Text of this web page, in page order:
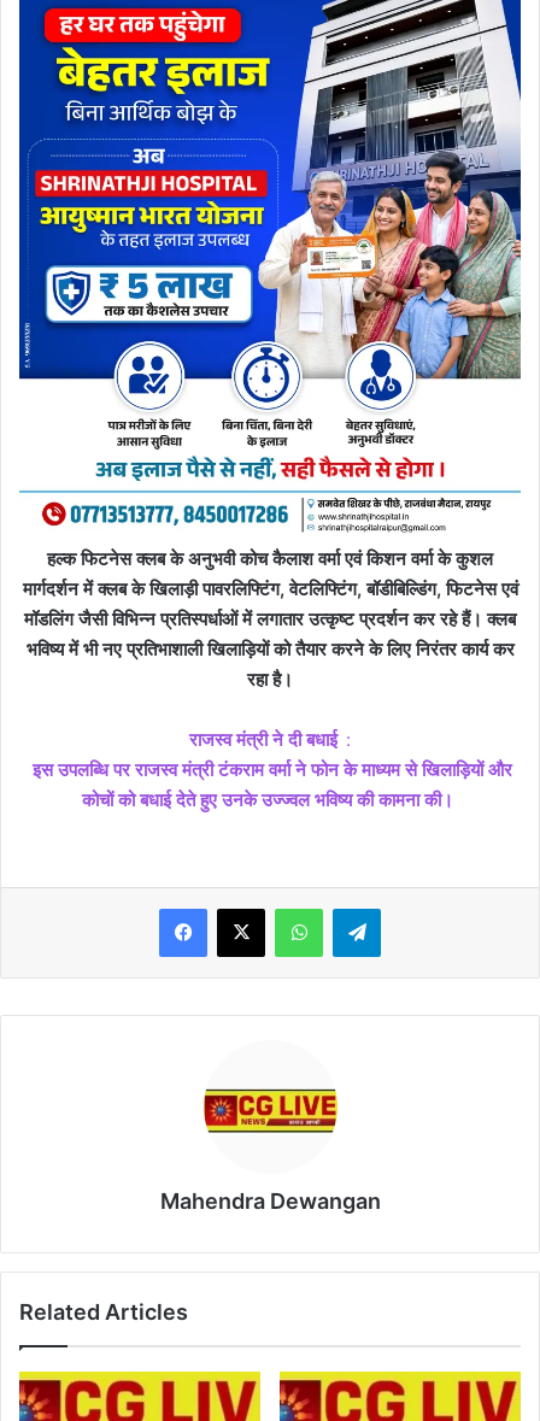
हल्क फिटनेस क्लब के अनुभवी कोच कैलाश वर्मा एवं किशन वर्मा के कुशल
मार्गदर्शन में क्लब के खिलाड़ी पावरलिफ्टिंग, वेटलिफ्टिंग, बॉडीबिल्डिंग, फिटनेस एवं
मॉडलिंग जैसी विभिन्न प्रतिस्पर्धाओं में लगातार उत्कृष्ट प्रदर्शन कर रहे हैं। क्लब
भविष्य में भी नए प्रतिभाशाली खिलाड़ियों को तैयार करने के लिए निरंतर कार्य कर
रहा है।
राजस्व मंत्री ने दी बधाई :
इस उपलब्धि पर राजस्व मंत्री टंकराम वर्मा ने फोन के माध्यम से खिलाड़ियों और
कोचों को बधाई देते हुए उनके उज्ज्वल भविष्य की कामना की।
WhatsAppTelegram
Mahendra Dewangan
Related Articles